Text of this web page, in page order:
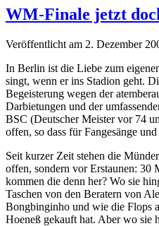
WM-Finale jetzt
Veröffentlicht am 2. Dezember
In Berlin ist die Liebe zum
singt, wenn er ins Stadion geht.
Begeisterung wegen der
Darbietungen und der
BSC (Deutscher Meister vor 74
offen, so dass für Fangesänge
Seit kurzer Zeit stehen die
offen, sondern vor Erstaunen:
kommen die denn her? Wo sie
Taschen von den Beratern von
Bongbinginho und wie die Flops
Hoeneß gekauft hat. Aber wo sie